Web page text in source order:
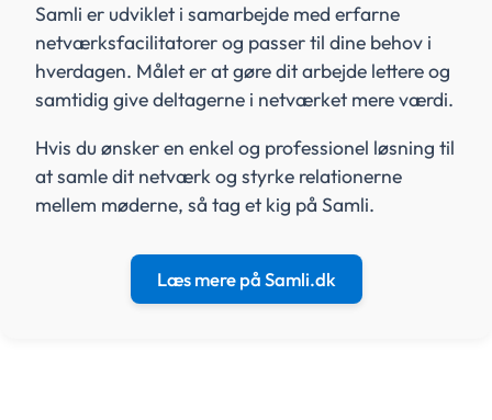
Samli er udviklet i samarbejde med erfarne
netværksfacilitatorer og passer til dine behov i
hverdagen. Målet er at gøre dit arbejde lettere og
samtidig give deltagerne i netværket mere værdi.
Hvis du ønsker en enkel og professionel løsning til
at samle dit netværk og styrke relationerne
mellem møderne, så tag et kig på Samli.
Læs mere på Samli.dk